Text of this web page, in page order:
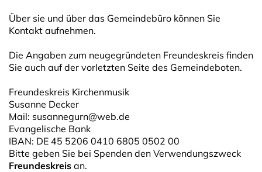
Über sie und über das Gemeindebüro können Sie
Kontakt aufnehmen.
Die Angaben zum neugegründeten Freundeskreis finden
Sie auch auf der vorletzten Seite des Gemeindeboten.
Freundeskreis Kirchenmusik
Susanne Decker
Mail: susannegurn@web.de
Evangelische Bank
IBAN: DE 45 5206 0410 6805 0502 00
Bitte geben Sie bei Spenden den Verwendungszweck
Freundeskreis an.